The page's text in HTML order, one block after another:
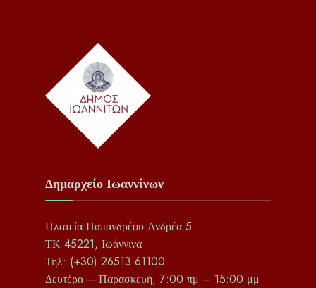
Δημαρχείο Ιωαννίνων
Πλατεία Παπανδρέου Ανδρέα 5
ΤΚ 45221, Ιωάννινα
Τηλ: (+30) 26513 61100
Δευτέρα – Παρασκευή, 7:00 πμ – 15:00 μμ